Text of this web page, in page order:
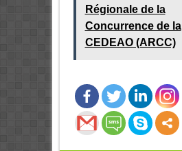
Régionale de la
Concurrence de la
CEDEAO (ARCC)